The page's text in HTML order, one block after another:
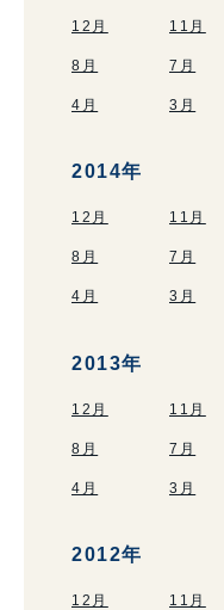
12月 11月
8月 7月
4月 3月
2014年
12月 11月
8月 7月
4月 3月
2013年
12月 11月
8月 7月
4月 3月
2012年
12月 11月